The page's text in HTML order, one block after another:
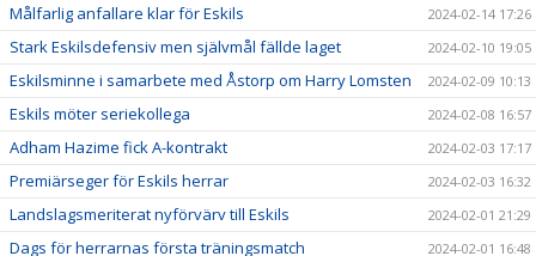
Målfarlig anfallare klar för Eskils 2024-02-14 17:26
Stark Eskilsdefensiv men självmål fällde laget 2024-02-10 19:05
Eskilsminne i samarbete med Åstorp om Harry Lomsten 2024-02-09 10:13
Eskils möter seriekollega 2024-02-08 16:57
Adham Hazime fick A-kontrakt 2024-02-03 17:17
Premiärseger för Eskils herrar 2024-02-03 16:32
Landslagsmeriterat nyförvärv till Eskils 2024-02-01 21:29
Dags för herrarnas första träningsmatch 2024-02-01 16:48